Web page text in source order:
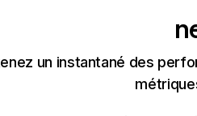
un instantané des